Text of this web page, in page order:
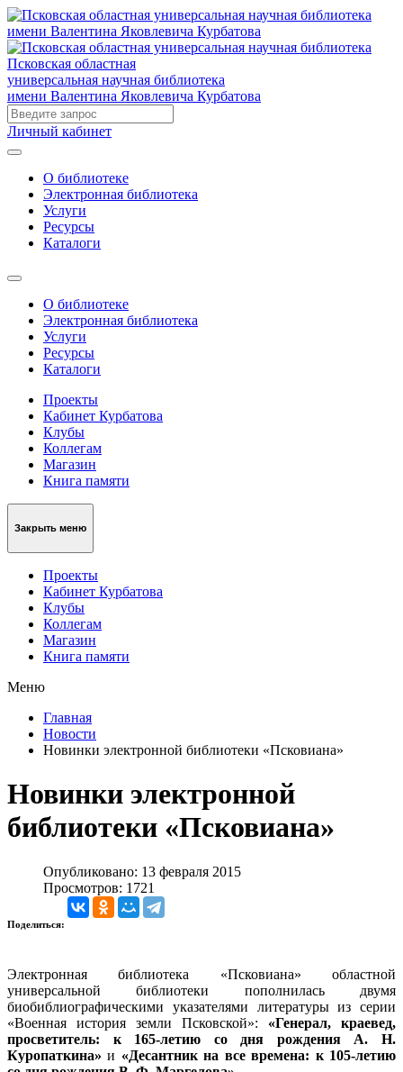
Псковская областная
универсальная научная библиотека
имени Валентина Яковлевича Курбатова
Личный кабинет
О библиотеке
Электронная библиотека
Услуги
Ресурсы
Каталоги
О библиотеке
Электронная библиотека
Услуги
Ресурсы
Каталоги
Проекты
Кабинет Курбатова
Клубы
Коллегам
Магазин
Книга памяти
Закрыть меню
Проекты
Кабинет Курбатова
Клубы
Коллегам
Магазин
Книга памяти
Меню
Главная
Новости
Новинки электронной библиотеки «Псковиана»
Новинки электронной
библиотеки «Псковиана»
Опубликовано: 13 февраля 2015
Просмотров: 1721
Поделиться:
Электронная библиотека «Псковиана» областной
универсальной библиотеки пополнилась двумя
биобиблиографическими указателями литературы из серии
«Военная история земли Псковской»: «Генерал, краевед,
просветитель: к 165-летию со дня рождения А. Н.
Куропаткина»и «Десантник на все времена: к 105-летию